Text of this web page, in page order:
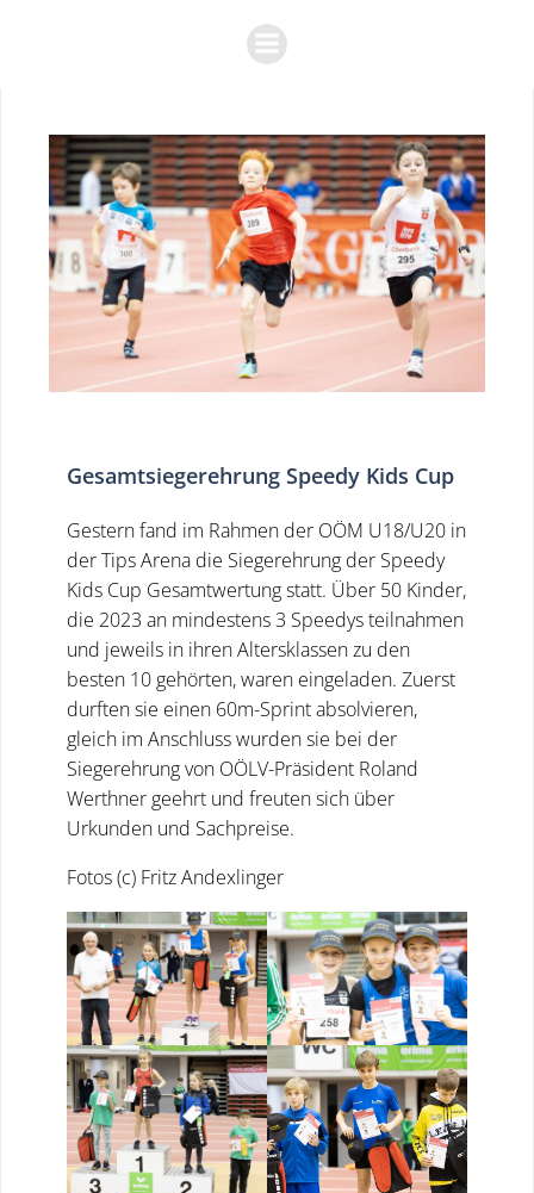
Inhalt
springen
Gesamtsiegerehrung Speedy Kids Cup
Gestern fand im Rahmen der OÖM U18/U20 in
der Tips Arena die Siegerehrung der Speedy
Kids Cup Gesamtwertung statt. Über 50 Kinder,
die 2023 an mindestens 3 Speedys teilnahmen
und jeweils in ihren Altersklassen zu den
besten 10 gehörten, waren eingeladen. Zuerst
durften sie einen 60m-Sprint absolvieren,
gleich im Anschluss wurden sie bei der
Siegerehrung von OÖLV-Präsident Roland
Werthner geehrt und freuten sich über
Urkunden und Sachpreise.
Fotos (c) Fritz Andexlinger